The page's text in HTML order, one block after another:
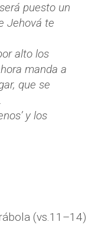
puesto un
Jehová te
alto los
manda a
que se
y los
(vs.11–14)